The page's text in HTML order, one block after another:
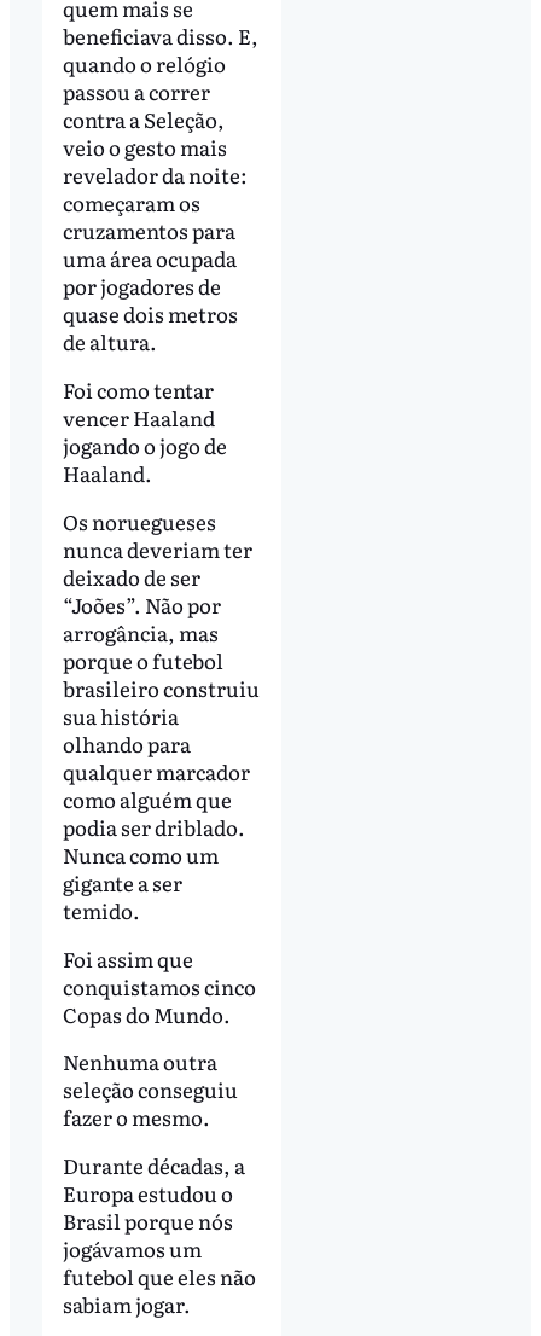
quem mais se
beneficiava disso. E,
quando o relógio
passou a correr
contra a Seleção,
veio o gesto mais
revelador da noite:
começaram os
cruzamentos para
uma área ocupada
por jogadores de
quase dois metros
de altura.
Foi como tentar
vencer Haaland
jogando o jogo de
Haaland.
Os noruegueses
nunca deveriam ter
deixado de ser
“Joões”. Não por
arrogância, mas
porque o futebol
brasileiro construiu
sua história
olhando para
qualquer marcador
como alguém que
podia ser driblado.
Nunca como um
gigante a ser
temido.
Foi assim que
conquistamos cinco
Copas do Mundo.
Nenhuma outra
seleção conseguiu
fazer o mesmo.
Durante décadas, a
Europa estudou o
Brasil porque nós
jogávamos um
futebol que eles não
sabiam jogar.